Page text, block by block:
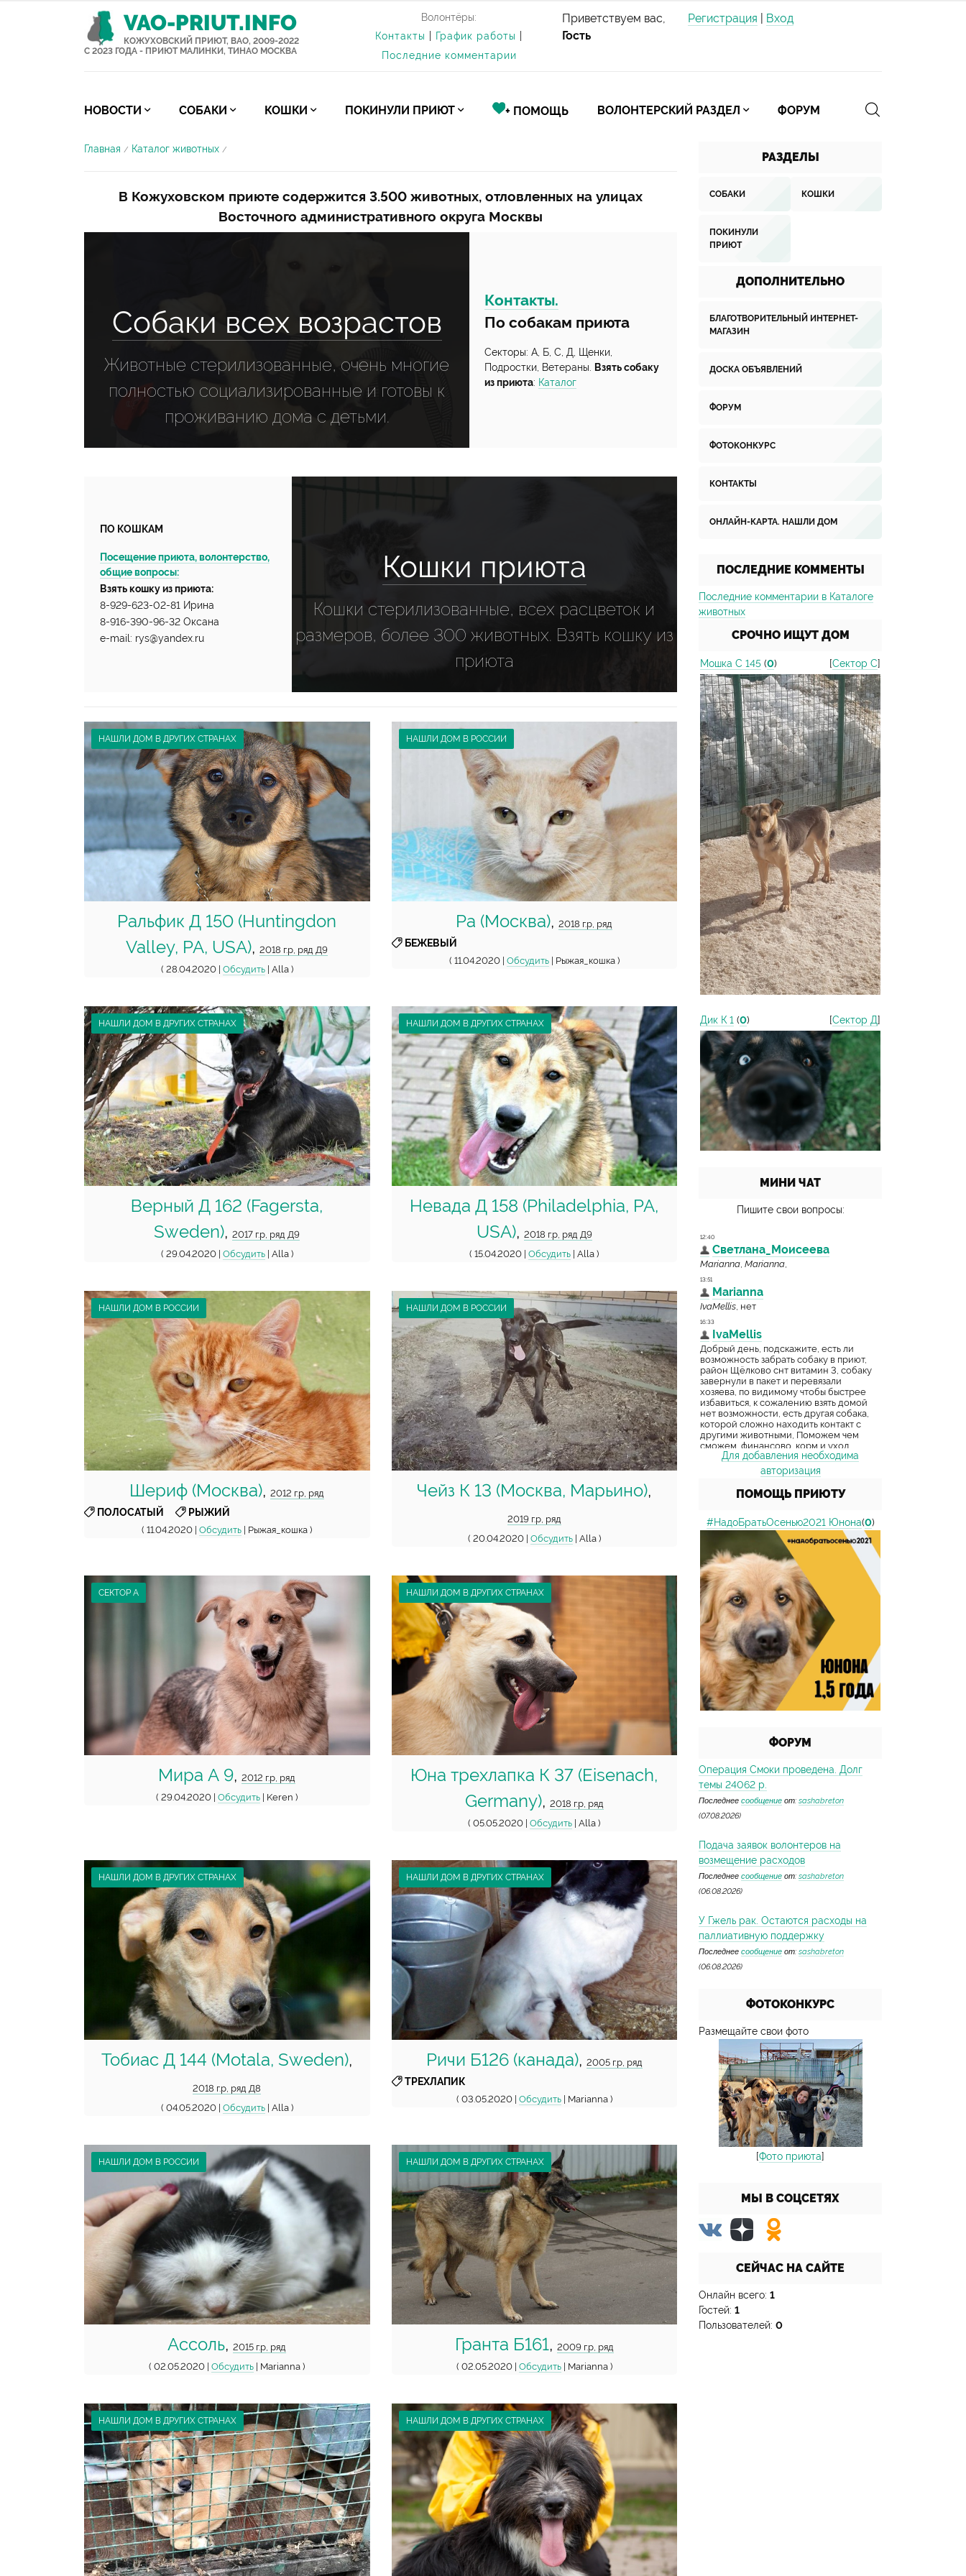
VAO-PRIUT.INFO
КОЖУХОВСКИЙ ПРИЮТ, ВАО, 2009-2022
С 2023 ГОДА - ПРИЮТ МАЛИНКИ, ТИНАО МОСКВА
Волонтёры:
Контакты
График работы
Последние комментарии
Приветствуем вас,
Гость
Регистрация Вход
НОВОСТИ СОБАКИ КОШКИ ПОКИНУЛИ ПРИЮТ + ПОМОЩЬ ВОЛОНТЕРСКИЙ РАЗДЕЛ ФОРУМ
Главная / Каталог животных /
В Кожуховском приюте содержится 3.500 животных, отловленных на улицах
Восточного административного округа Москвы
Собаки всех возрастов
Животные стерилизованные, очень многие
полностью социализированные и готовы к
проживанию дома с детьми.
Контакты.
По собакам приюта
Секторы: А, Б, С, Д, Щенки,
Подростки, Ветераны.
Взять собаку
из приюта: Каталог
Кошки приюта
Кошки стерилизованные, всех расцветок и
размеров, более 300 животных. Взять кошку из
приюта
ПО КОШКАМ
Посещение приюта, волонтерство,
общие вопросы:
Взять кошку из приюта:
8-929-623-02-81 Ирина
8-916-390-96-32 Оксана
e-mail: rys@yandex.ru
НАШЛИ ДОМ В ДРУГИХ СТРАНАХ
Ральфик Д 150 (Huntingdon
Valley, PA, USA),2018 г.р, ряд Д9
( 28.04.2020 | Обсудить| Alla )
НАШЛИ ДОМ В РОССИИ
Ра (Москва),2018 г.р, ряд
БЕЖЕВЫЙ
( 11.04.2020 | Обсудить| Рыжая_кошка )
НАШЛИ ДОМ В ДРУГИХ СТРАНАХ
Верный Д 162 (Fagersta,
Sweden),2017 г.р, ряд Д9
( 29.04.2020 | Обсудить| Alla )
НАШЛИ ДОМ В ДРУГИХ СТРАНАХ
Невада Д 158 (Philadelphia, PA,
USA), 2018 г.р, ряд Д9
( 15.04.2020 |Обсудить | Alla )
НАШЛИ ДОМ В РОССИИ
Шериф (Москва),2012 г.р, ряд
ПОЛОСАТЫЙ
РЫЖИЙ
( 11.04.2020 |Обсудить | Рыжая_кошка )
НАШЛИ ДОМ В РОССИИ
Чейз К 13 (Москва, Марьино),
2019 г.р, ряд
( 20.04.2020 | Обсудить| Alla )
СЕКТОР А
Мира А 9,2012 г.р, ряд
( 29.04.2020 |Обсудить | Keren )
НАШЛИ ДОМ В ДРУГИХ СТРАНАХ
Юна трехлапка К 37 (Eisenach,
Germany), 2018 г.р, ряд
( 05.05.2020 |Обсудить | Alla )
НАШЛИ ДОМ В ДРУГИХ СТРАНАХ
Тобиас Д 144 (Motala, Sweden),
2018 г.р, ряд Д8
( 04.05.2020 | Обсудить| Alla )
НАШЛИ ДОМ В ДРУГИХ СТРАНАХ
Ричи Б126 (канада), 2005 г.р, ряд
ТРЕХЛАПИК
( 03.05.2020 | Обсудить| Marianna )
НАШЛИ ДОМ В РОССИИ
Ассоль,2015 г.р, ряд
( 02.05.2020 |Обсудить | Marianna )
НАШЛИ ДОМ В ДРУГИХ СТРАНАХ
Гранта Б161, 2009 г.р, ряд
( 02.05.2020 | Обсудить| Marianna )
НАШЛИ ДОМ В ДРУГИХ СТРАНАХ НАШЛИ ДОМ В ДРУГИХ СТРАНАХ
РАЗДЕЛЫ
СОБАКИ КОШКИ
ПОКИНУЛИ
ПРИЮТ
ДОПОЛНИТЕЛЬНО
БЛАГОТВОРИТЕЛЬНЫЙ ИНТЕРНЕТ-
МАГАЗИН
ДОСКА ОБЪЯВЛЕНИЙ
ФОРУМ
ФОТОКОНКУРС
КОНТАКТЫ
ОНЛАЙН-КАРТА. НАШЛИ ДОМ
ПОСЛЕДНИЕ КОММЕНТЫ
Последние комментарии в Каталоге
животных
СРОЧНО ИЩУТ ДОМ
Мошка С 145 (0) [Сектор С]
Дик К 1 (0) [Сектор Д]
МИНИ ЧАТ
Пишите свои вопросы:
Для добавления необходима
авторизация
ПОМОЩЬ ПРИЮТУ
#НадоБратьОсенью2021 Юнона(0)
ФОРУМ
Операция Смоки проведена. Долг
темы 24062 р.
Последнее сообщение от: sashabreton
(07.08.2026)
Подача заявок волонтеров на
возмещение расходов
Последнее сообщение от: sashabreton
(06.08.2026)
У Гжель рак. Остаются расходы на
паллиативную поддержку
Последнее сообщение от: sashabreton
(06.08.2026)
ФОТОКОНКУРС
Размещайте свои фото
[Фото приюта]
МЫ В СОЦСЕТЯХ
СЕЙЧАС НА САЙТЕ
Онлайн всего: 1
Гостей: 1
Пользователей: 0